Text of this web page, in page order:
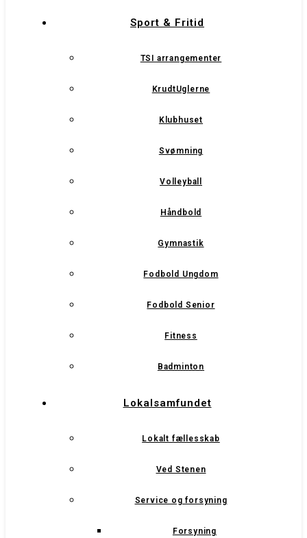
Sport & Fritid
TSI arrangementer
KrudtUglerne
Klubhuset
Svømning
Volleyball
Håndbold
Gymnastik
Fodbold Ungdom
Fodbold Senior
Fitness
Badminton
Lokalsamfundet
Lokalt fællesskab
Ved Stenen
Service og forsyning
Forsyning